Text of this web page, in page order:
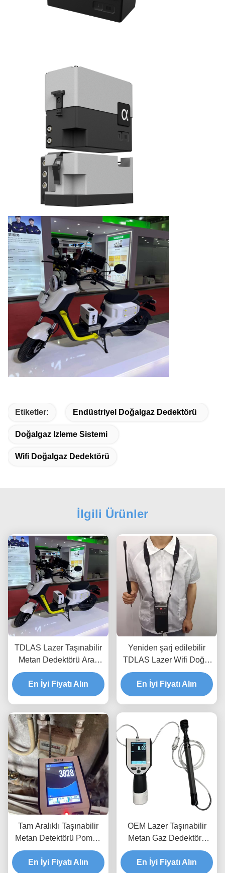
Etiketler: Endüstriyel Doğalgaz Dedektörü
Doğalgaz Izleme Sistemi
Wifi Doğalgaz Dedektörü
İlgili Ürünler
TDLAS Lazer Taşınabilir
Metan Dedektörü Araç
Montajlı IP66 Su
Geçirmez
En İyi Fiyatı Alın
Yeniden şarj edilebilir
TDLAS Lazer Wifi Doğal
Gaz Detektörü Yanıcı Gaz
için Yüksek Duyarlılık
En İyi Fiyatı Alın
Tam Aralıklı Taşınabilir
Metan Detektörü Pompa
Tipi Sızıntı Algılama
Ekipmanı EXib IIC T3
En İyi Fiyatı Alın
OEM Lazer Taşınabilir
Metan Gaz Dedektörü
CH4 PPM LEL VOL
En İyi Fiyatı Alın